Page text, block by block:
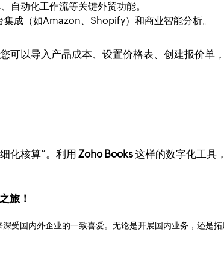
自动化工作流等关键外贸功能。
成（如Amazon、Shopify）和商业智能分析。
可以导入产品成本、设置价格表、创建报价单
化核算”。利用Zoho Books这样的数字化工具
旅！
受国内外企业的一致喜爱。无论是开展国内业务，还是